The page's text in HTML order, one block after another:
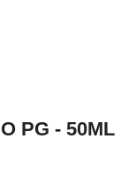
PG - 50ML